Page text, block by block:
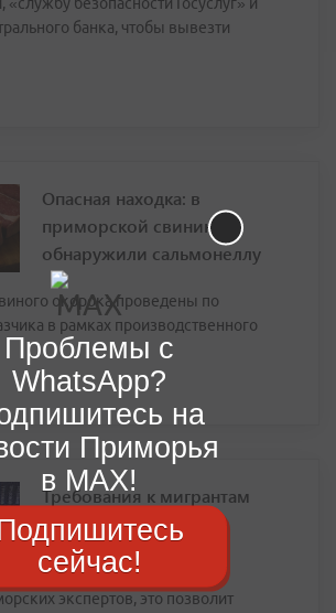
банка, чтобы вывезти
Опасная находка: в
приморской свинине
обнаружили сальмонеллу
окорока проведены по
в рамках производственного
Требования к мигрантам
ужесточили в России
экспертов, это позволит
Проблемы с
WhatsApp?
на
Приморья
в MAX!
сейчас!